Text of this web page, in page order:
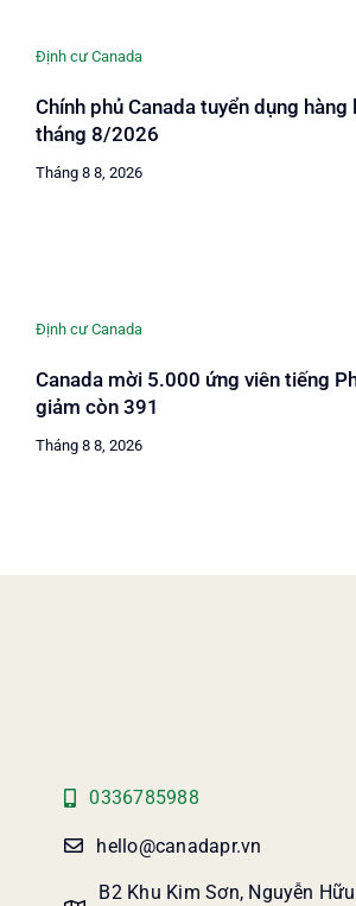
Định cư Canada
Chính phủ Canada tuyển dụng
tháng 8/2026
Tháng 8 8, 2026
Định cư Canada
Canada mời 5.000 ứng viên tiếng
giảm còn 391
Tháng 8 8, 2026
0336785988
hello@canadapr.vn
B2 Khu Kim Sơn, Nguyễn